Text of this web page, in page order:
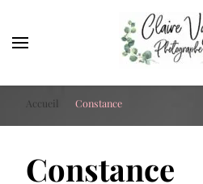
Claire Vayer
Votre photographe à Blois,
Accueil Constance
Constance